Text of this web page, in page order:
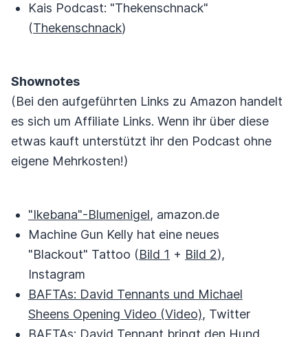
Kais Podcast: "Thekenschnack"
(Thekenschnack)
Shownotes
(Bei den aufgeführten Links zu Amazon handelt
es sich um Affiliate Links. Wenn ihr über diese
etwas kauft unterstützt ihr den Podcast ohne
eigene Mehrkosten!)
"Ikebana"-Blumenigel, amazon.de
Machine Gun Kelly hat eine neues
"Blackout" Tattoo (Bild 1 + Bild 2),
Instagram
BAFTAs: David Tennants und Michael
Sheens Opening Video (Video), Twitter
BAFTAs: David Tennant bringt den Hund